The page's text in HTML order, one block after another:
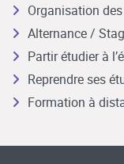
Organisation
Alternance /
Partir étudier à
Reprendre ses
Formation à